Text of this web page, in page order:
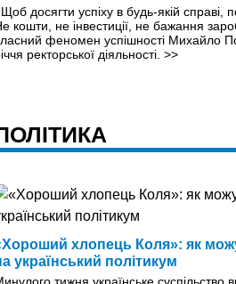
досягти успіху в будь-якій справі,
кошти, не інвестиції, не бажання
феномен успішності Михайло
ректорської діяльності. >>
хлопець Коля»: як
український політикум
тижня українське суспільство